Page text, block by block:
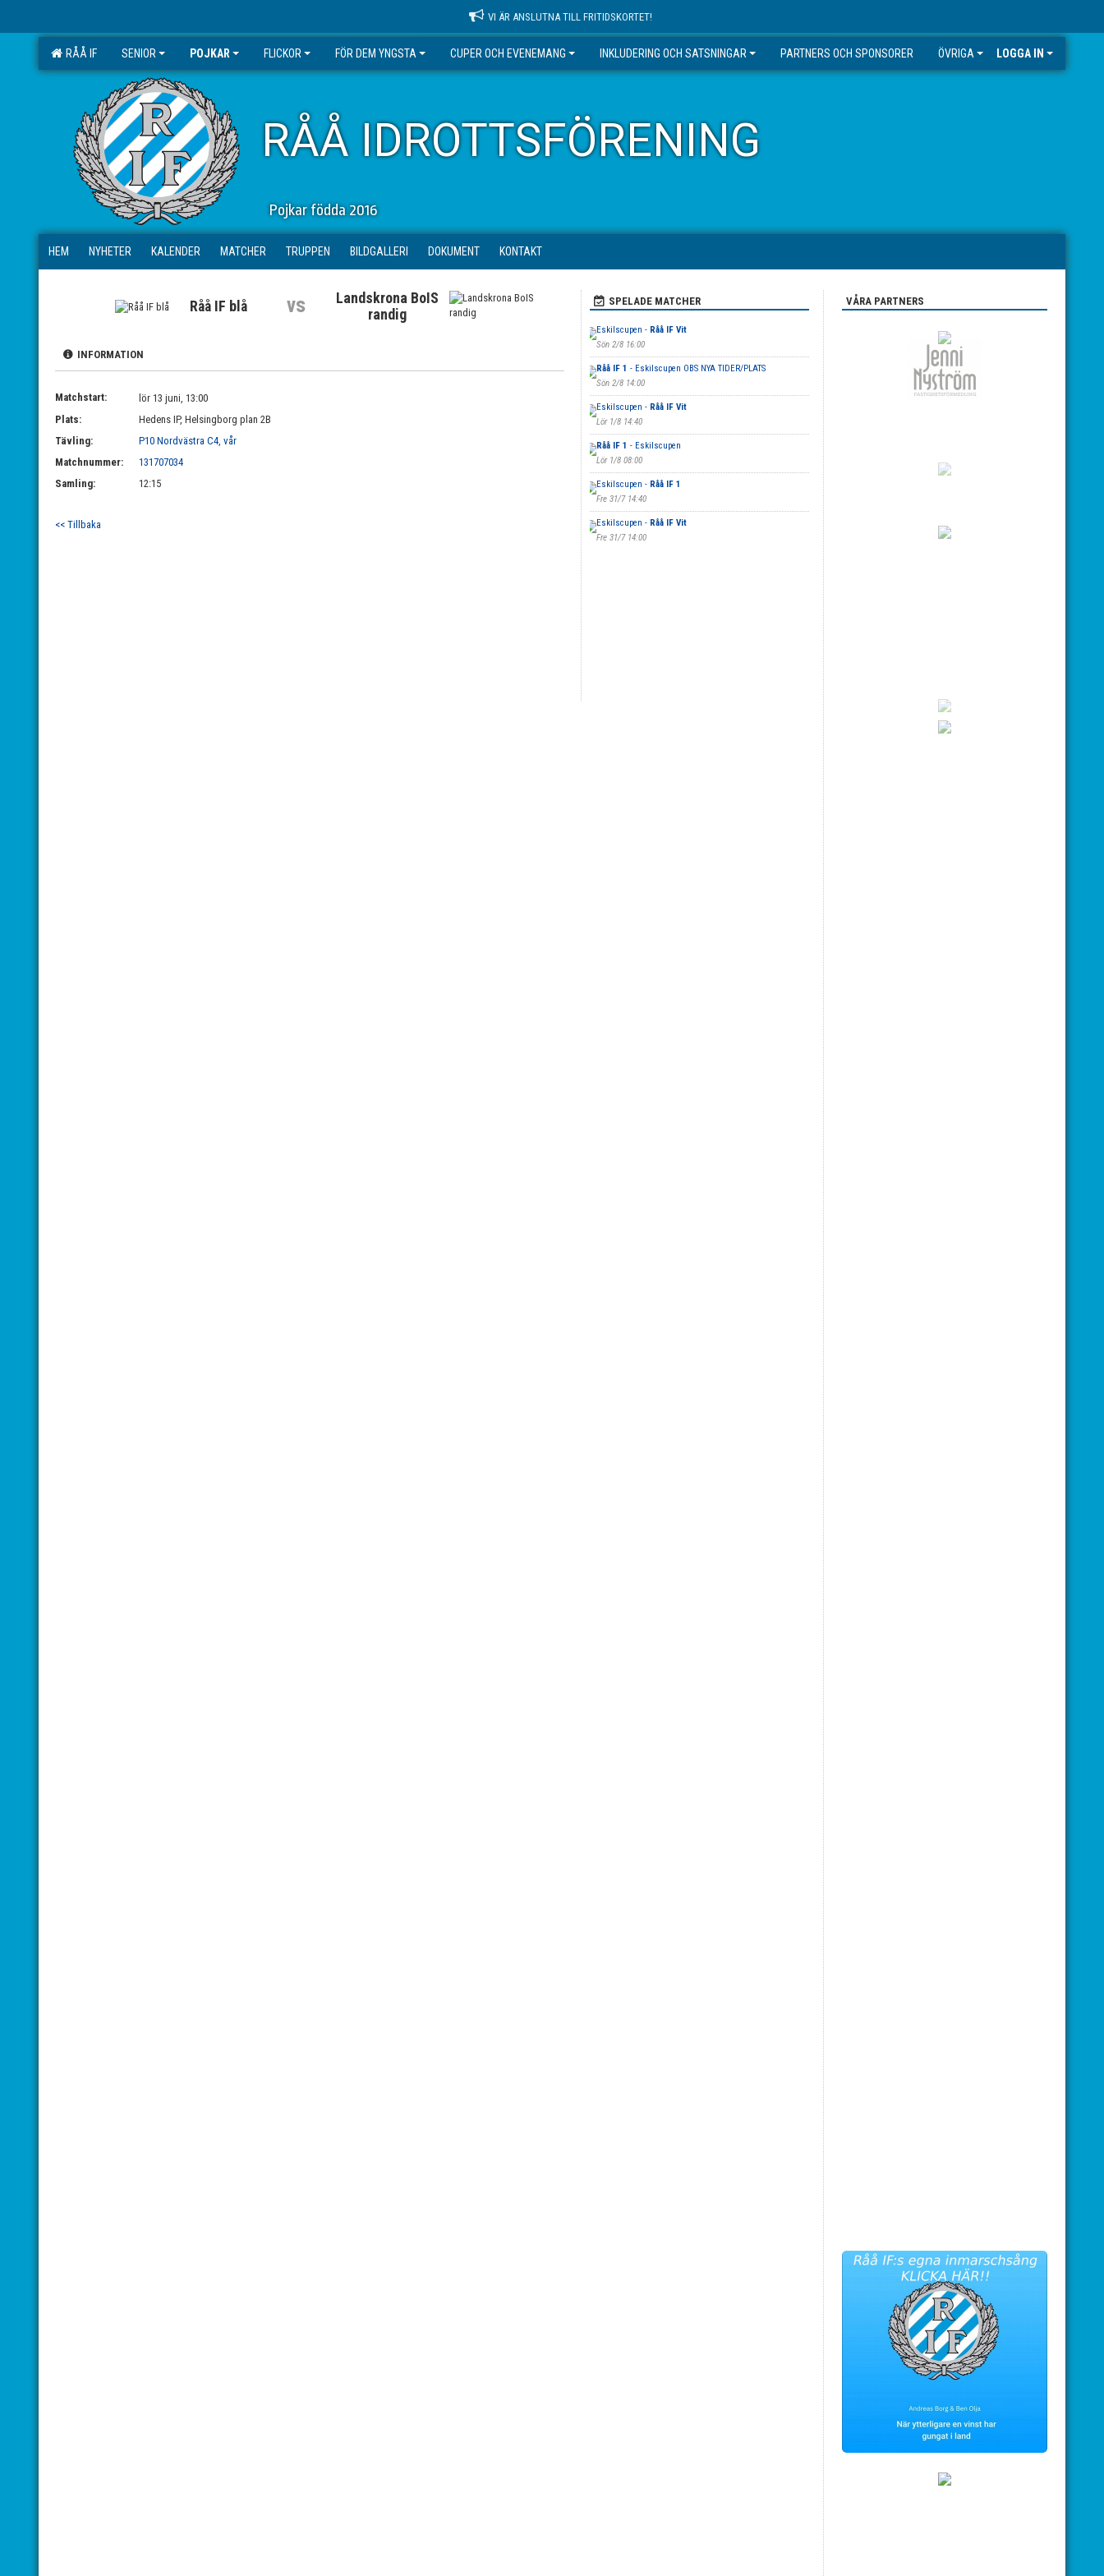
VI ÄR ANSLUTNA TILL FRITIDSKORTET!
RÅÅ IF SENIOR POJKAR FLICKOR FÖR DEM YNGSTA CUPER OCH EVENEMANG INKLUDERING OCH SATSNINGAR PARTNERS OCH SPONSORER ÖVRIGA LOGGA IN
RÅÅ IDROTTSFÖRENING
Pojkar födda 2016
HEM NYHETER KALENDER MATCHER TRUPPEN BILDGALLERI DOKUMENT KONTAKT
Råå IF blå vs
Landskrona BoIS
randig
INFORMATION
Matchstart:
lör 13 juni, 13:00
Plats:
Hedens IP, Helsingborg plan 2B
Tävling:
P10 Nordvästra C4, vår
Matchnummer:
131707034
Samling:
12:15
<< Tillbaka
SPELADE MATCHER
Eskilscupen - Råå IF Vit
Sön 2/8 16:00
Råå IF 1 - Eskilscupen OBS NYA TIDER/PLATS
Sön 2/8 14:00
Eskilscupen - Råå IF Vit
Lör 1/8 14:40
Råå IF 1 - Eskilscupen
Lör 1/8 08:00
Eskilscupen - Råå IF 1
Fre 31/7 14:40
Eskilscupen - Råå IF Vit
Fre 31/7 14:00
VÅRA PARTNERS